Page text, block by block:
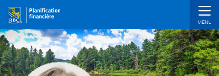
Passer au contenu principal